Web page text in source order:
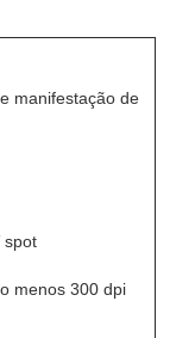
manifestação de
spot
menos 300 dpi